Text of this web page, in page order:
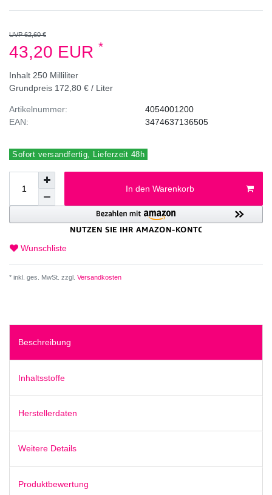
UVP 62,60 €
43,20 EUR *
Inhalt 250 Milliliter
Grundpreis 172,80 € / Liter
Artikelnummer:
EAN:
4054001200
3474637136505
Sofort versandfertig, Lieferzeit 48h
In den Warenkorb
Wunschliste
* inkl. ges. MwSt. zzgl. Versandkosten
Beschreibung
Inhaltsstoffe
Herstellerdaten
Weitere Details
Produktbewertung